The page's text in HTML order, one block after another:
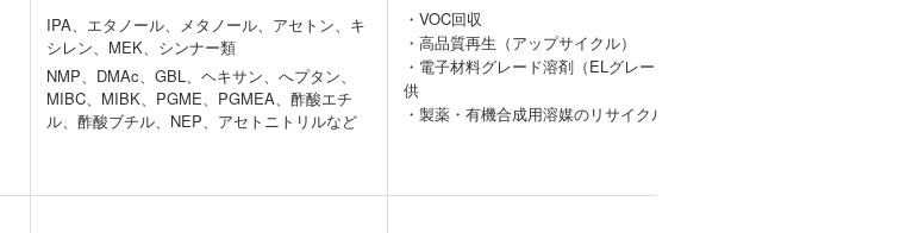
IPA、エタノール、メタノール、アセトン、キ
シレン、MEK、シンナー類
NMP、DMAc、GBL、ヘキサン、へプタン、
MIBC、MIBK、PGME、PGMEA、酢酸エチ
ル、酢酸ブチル、NEP、アセトニトリルなど
・VOC回収
・高品質再生（アップサイクル）
・電子材料グレード溶剤（ELグレード）の提
供
・製薬・有機合成用溶媒のリサイクル、精製